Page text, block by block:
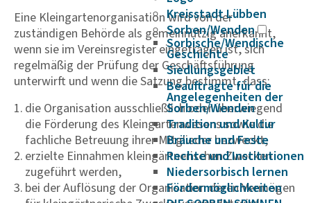
Kreisstadt Lübben
Sorben/Wenden
Sorbische/Wendische
Geschichte
Siedlungsgebiet
Beauftragte für die
Angelegenheiten der
Sorben/Wenden
Tradition und Kultur
Bräuche und Feste
Rechte und Institutionen
Niedersorbisch lernen
Fördermöglichkeiten
Eine Kleingartenorganisation wird von der
zuständigen Behörde als gemeinnützig anerkannt,
wenn sie im Vereinsregister eingetragen ist, sich
regelmäßig der Prüfung der Geschäftsführung
unterwirft und wenn die Satzung bestimmt, dass:
die Organisation ausschließlich oder überwiegend
die Förderung des Kleingartenwesens sowie die
fachliche Betreuung ihrer Mitglieder bezweckt,
erzielte Einnahmen kleingärtnerischen Zwecken
zugeführt werden,
bei der Auflösung der Organisation deren Vermögen